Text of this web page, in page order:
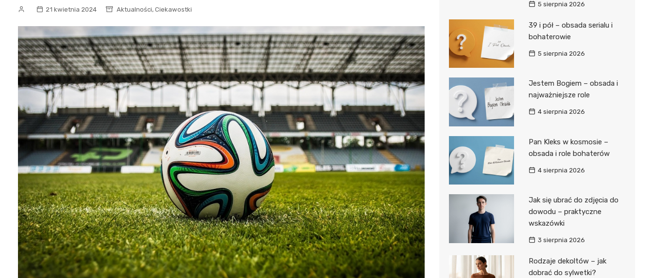
21 kwietnia 2024 Aktualności, Ciekawostki
5 sierpnia 2026
39 i pół – obsada serialu i
bohaterowie
5 sierpnia 2026
Jestem Bogiem – obsada i
najważniejsze role
4 sierpnia 2026
Pan Kleks w kosmosie –
obsada i role bohaterów
4 sierpnia 2026
Jak się ubrać do zdjęcia do
dowodu – praktyczne
wskazówki
3 sierpnia 2026
Rodzaje dekoltów – jak
dobrać do sylwetki?